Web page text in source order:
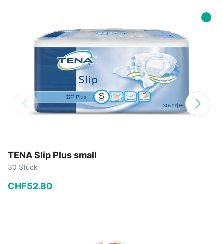
TENA Slip Plus small
30 Stück
CHF52.80